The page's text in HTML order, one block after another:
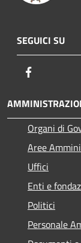
SEGUICI SU
Organi di
Aree
Uffici
Enti e
Politici
Personale